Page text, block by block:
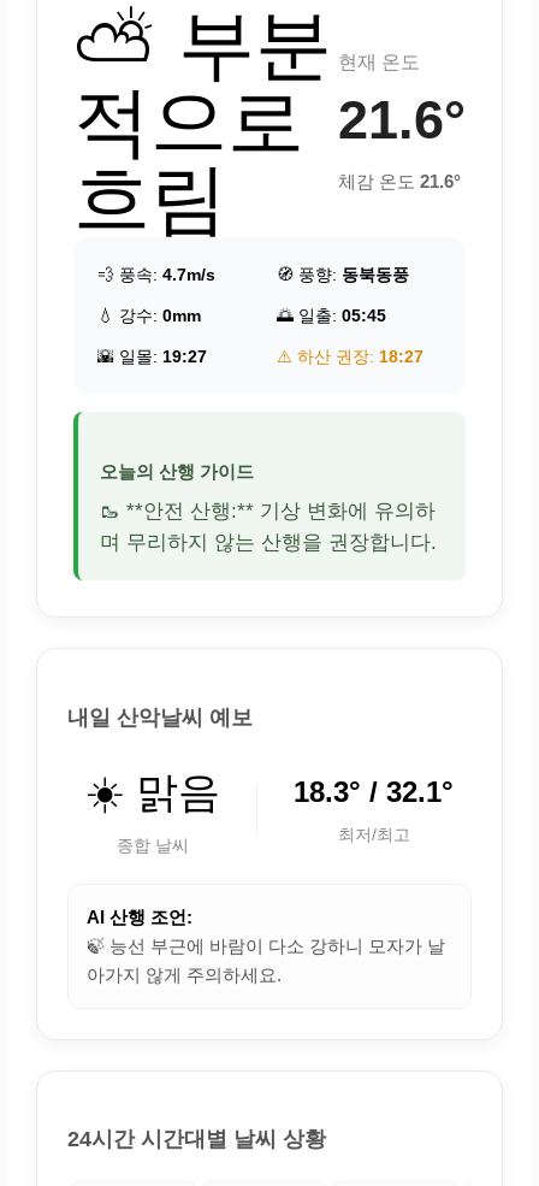
⛅ 부분
적으로
흐림
현재 온도
21.6°
체감 온도 21.6°
💨 풍속: 4.7m/s 🧭 풍향: 동북동풍
💧 강수: 0mm 🌅 일출: 05:45
🌇 일몰: 19:27 ⚠️ 하산 권장: 18:27
오늘의 산행 가이드
🥾 **안전 산행:** 기상 변화에 유의하
며 무리하지 않는 산행을 권장합니다.
내일 산악날씨 예보
☀️ 맑음
종합 날씨
18.3° / 32.1°
최저/최고
AI 산행 조언:
🍃 능선 부근에 바람이 다소 강하니 모자가 날
아가지 않게 주의하세요.
24시간 시간대별 날씨 상황